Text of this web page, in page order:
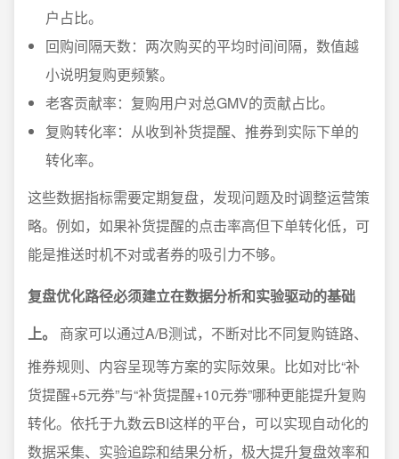
户占比。
回购间隔天数：两次购买的平均时间间隔，数值越
小说明复购更频繁。
老客贡献率：复购用户对总GMV的贡献占比。
复购转化率：从收到补货提醒、推券到实际下单的
转化率。
这些数据指标需要定期复盘，发现问题及时调整运营策
略。例如，如果补货提醒的点击率高但下单转化低，可
能是推送时机不对或者券的吸引力不够。
复盘优化路径必须建立在数据分析和实验驱动的基础
上。
商家可以通过A/B测试，不断对比不同复购链路、
推券规则、内容呈现等方案的实际效果。比如对比“补
货提醒+5元券”与“补货提醒+10元券”哪种更能提升复购
转化。依托于九数云BI这样的平台，可以实现自动化的
数据采集、实验追踪和结果分析，极大提升复盘效率和